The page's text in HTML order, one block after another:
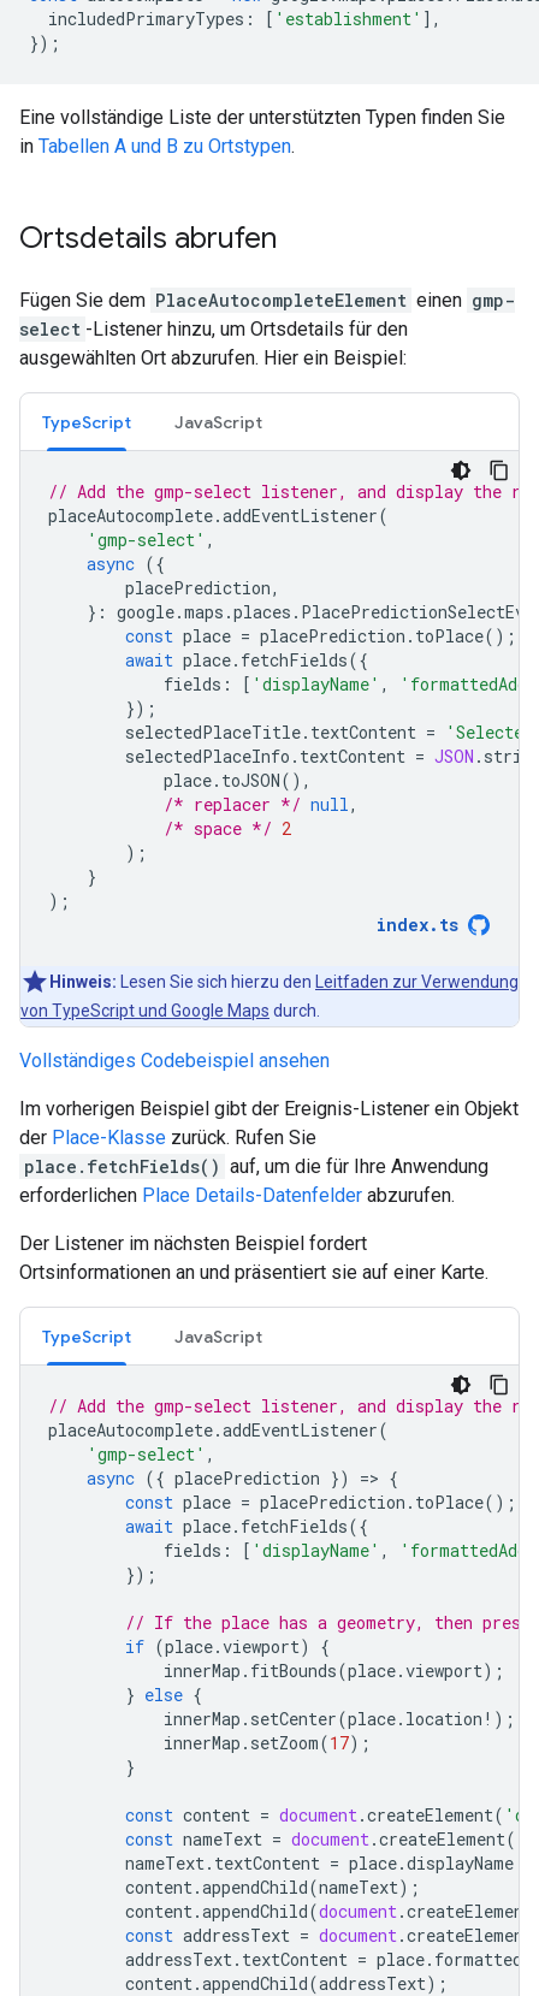
includedPrimaryTypes : [ 'establishment' ],
});
Eine vollständige Liste der unterstützten Typen finden Sie
in Tabellen A und B zu Ortstypen.
Ortsdetails abrufen
Fügen Sie dem PlaceAutocompleteElement einen gmp-
select -Listener hinzu, um Ortsdetails für den
ausgewählten Ort abzurufen. Hier ein Beispiel:
TypeScript JavaScript
// Add the gmp-select listener, and display the
placeAutocomplete.addEventListener(
'gmp-select' ,
async ({
placePrediction,
} : google.maps .places .
const place = placePrediction . toPlace();
await place. fetchFields({
fields : [ 'displayName' ,
});
selectedPlaceTitle. textContent =
selectedPlaceInfo . textContent = JSON .
place. toJSON(),
/* replacer */ null,
/* space */ 2
);
}
);
index. ts
Hinweis: Lesen Sie sich hierzu den
Leitfaden zur Verwendung
von TypeScript und Google Maps durch.
Vollständiges Codebeispiel ansehen
Im vorherigen Beispiel gibt der Ereignis-Listener ein Objekt
der Place-Klasse zurück. Rufen Sie
place.fetchFields() auf, um die für Ihre Anwendung
erforderlichen Place Details-Datenfelder abzurufen.
Der Listener im nächsten Beispiel fordert
Ortsinformationen an und präsentiert sie auf einer Karte.
TypeScript JavaScript
// Add the gmp-select listener, and display the
placeAutocomplete.addEventListener(
'gmp-select' ,
async ({ placePrediction }) => {
const place = placePrediction . toPlace();
await place. fetchFields({
fields : [ 'displayName' ,
});
// If the place has a geometry, then
if (place.viewport)
{
innerMap . fitBounds(place.viewport);
} else {
innerMap . setCenter(place. location ! );
innerMap . setZoom(17);
}
const content = document.createElement(
const nameText = document.createElement(
nameText. textContent = place.displayName
content.appendChild(nameText);
content.appendChild(document.createElement
const addressText = document.createElement
addressText. textContent = place.
content.appendChild(addressText);